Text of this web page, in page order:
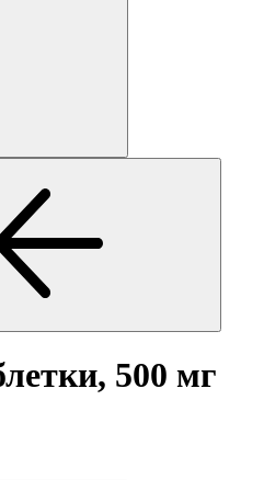
500 мг